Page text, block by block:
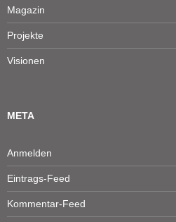
Magazin
Projekte
Visionen
META
Anmelden
Eintrags-Feed
Kommentar-Feed